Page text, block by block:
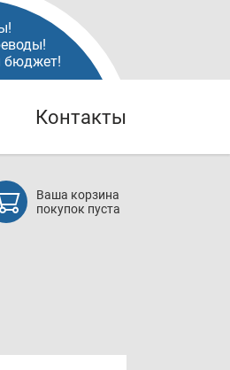
бюджет!
Контакты
Ваша корзина
покупок пуста